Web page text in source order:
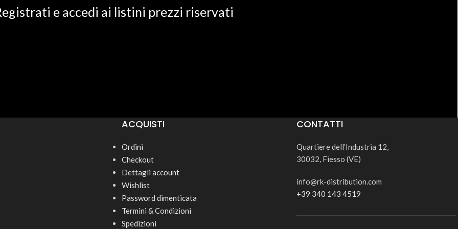
e accedi ai listini prezzi riservati
ACQUISTI
Ordini
Checkout
Dettagli account
Wishlist
Password dimenticata
Termini & Condizioni
Spedizioni
CONTATTI
Quartiere dell’Industria 12,
30032, Fiesso (VE)
info@rk-distribution.com
+39 340 143 4519